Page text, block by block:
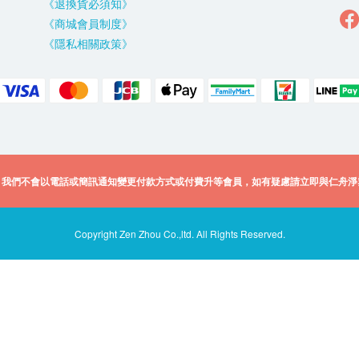
《退換貨必須知》
《商城會員制度》
《隱私相關政策》
們不會以電話或簡訊通知變更付款方式或付費升等會員，如有疑慮請立即與仁舟
Copyright Zen Zhou Co.,ltd. All Rights Reserved.